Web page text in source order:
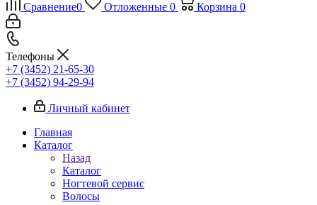
Сравнение0 Отложенные 0 Корзина 0
Телефоны
+7 (3452) 21-65-30
+7 (3452) 94-29-94
Личный кабинет
Главная
Каталог
Назад
Каталог
Ногтевой сервис
Волосы